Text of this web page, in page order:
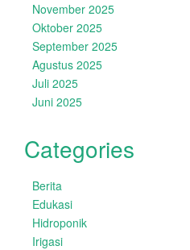
November 2025
Oktober 2025
September 2025
Agustus 2025
Juli 2025
Juni 2025
Categories
Berita
Edukasi
Hidroponik
Irigasi